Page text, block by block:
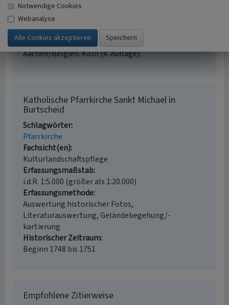
Landschaftsverband Rheinland; Deutsche St.
Jakobus-Gesellschaft (Hrsg.) (2009)
Wege der Jakobspilger im Rheinland. Band 1: In 8
Etappen von Wuppertal-Beyenburg über Köln nach
Aachen/Belgien. Köln (4. Auflage).
Katholische Pfarrkirche Sankt Michael in
Burtscheid
Schlagwörter
Pfarrkirche
Fachsicht(en)
Kulturlandschaftspflege
Erfassungsmaßstab
i.d.R. 1:5.000 (größer als 1:20.000)
Erfassungsmethode
Auswertung historischer Fotos,
Literaturauswertung, Geländebegehung/-
kartierung
Historischer Zeitraum
Beginn 1748 bis 1751
Empfohlene Zitierweise
Notwendige Cookies
Webanalyse